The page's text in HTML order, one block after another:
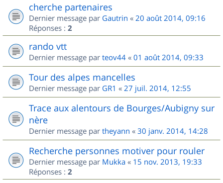
cherche partenaires
Dernier message par Gautrin « 20 août 2014, 09:16
Réponses : 2
rando vtt
Dernier message par teov44 « 01 août 2014, 09:33
Tour des alpes mancelles
Dernier message par GR1 « 27 juil. 2014, 12:55
Trace aux alentours de Bourges/Aubigny sur
nère
Dernier message par theyann « 30 janv. 2014, 14:28
Recherche personnes motiver pour rouler
Dernier message par Mukka « 15 nov. 2013, 19:33
Réponses : 2